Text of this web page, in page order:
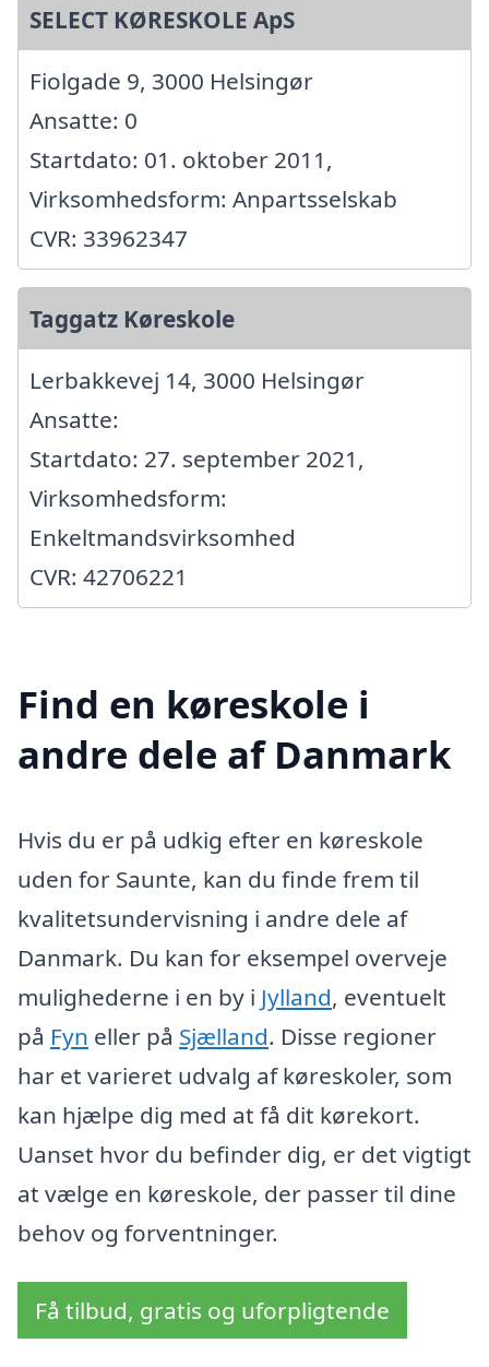
SELECT KØRESKOLE ApS
Fiolgade 9, 3000 Helsingør
Ansatte: 0
Startdato: 01. oktober 2011,
Virksomhedsform: Anpartsselskab
CVR: 33962347
Taggatz Køreskole
Lerbakkevej 14, 3000 Helsingør
Ansatte:
Startdato: 27. september 2021,
Virksomhedsform:
Enkeltmandsvirksomhed
CVR: 42706221
Find en køreskole i
andre dele af Danmark
Hvis du er på udkig efter en køreskole
uden for Saunte, kan du finde frem til
kvalitetsundervisning i andre dele af
Danmark. Du kan for eksempel overveje
mulighederne i en by i Jylland, eventuelt
på Fyn eller på Sjælland. Disse regioner
har et varieret udvalg af køreskoler, som
kan hjælpe dig med at få dit kørekort.
Uanset hvor du befinder dig, er det vigtigt
at vælge en køreskole, der passer til dine
behov og forventninger.
Få tilbud, gratis og uforpligtende